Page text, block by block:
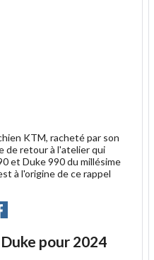
KTM, racheté par son
de retour à l'atelier qui
et Duke 990 du millésime
à l'origine de ce rappel
pour 2024